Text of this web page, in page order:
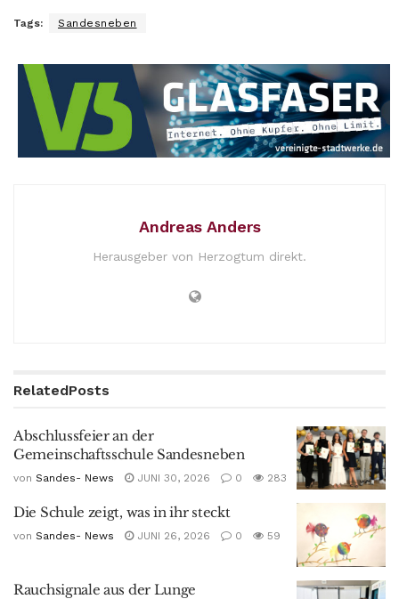
Tags: Sandesneben
Andreas Anders
Herausgeber von Herzogtum direkt.
RelatedPosts
Abschlussfeier an der
Gemeinschaftsschule Sandesneben
von Sandes- News JUNI 30, 2026 0 283
Die Schule zeigt, was in ihr steckt
von Sandes- News JUNI 26, 2026 0 59
Rauchsignale aus der Lunge